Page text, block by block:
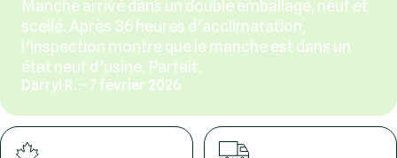
Manche arrivé dans un double emballage, neuf et
scellé. Après 36 heures d’acclimatation,
l’inspection montre que le manche est dans un
état neuf d’usine. Parfait.
Darryl R. – 7 février 2026